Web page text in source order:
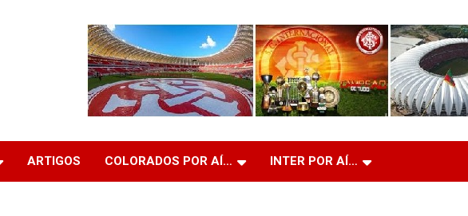
ARTIGOS COLORADOS POR AÍ… INTER POR AÍ…